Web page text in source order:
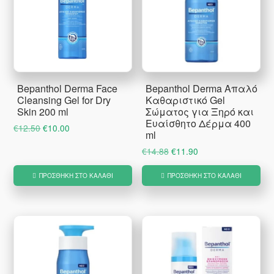
Bepanthol Derma Face
Cleansing Gel for Dry
Skin 200 ml
€12.50Original
€12.50.
€10.00
είναι:
€10.00.
ΠΡΟΣΘΉΚΗ ΣΤΟ ΚΑΛΆΘΙ
Bepanthol Derma Απαλό
Καθαριστικό Gel
Σώματος για Ξηρό και
Ευαίσθητο Δέρμα 400
ml
€14.88 Original
price
was:
€11.90
τρέχουσα
τιμή
ΠΡΟΣΘΉΚΗ ΣΤΟ ΚΑΛΆΘΙ